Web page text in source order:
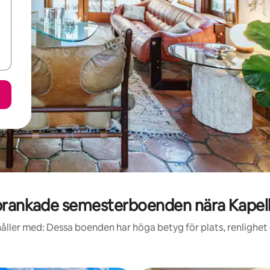
semesterboenden nära
med: Dessa boenden har höga betyg för plats, renlighet